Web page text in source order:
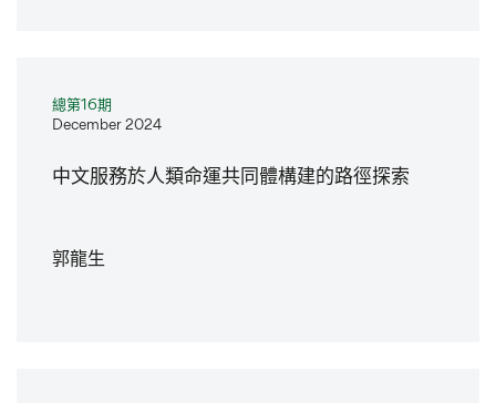
總第16期
December 2024
中文服務於人類命運共同體構建的路徑探索
郭龍生